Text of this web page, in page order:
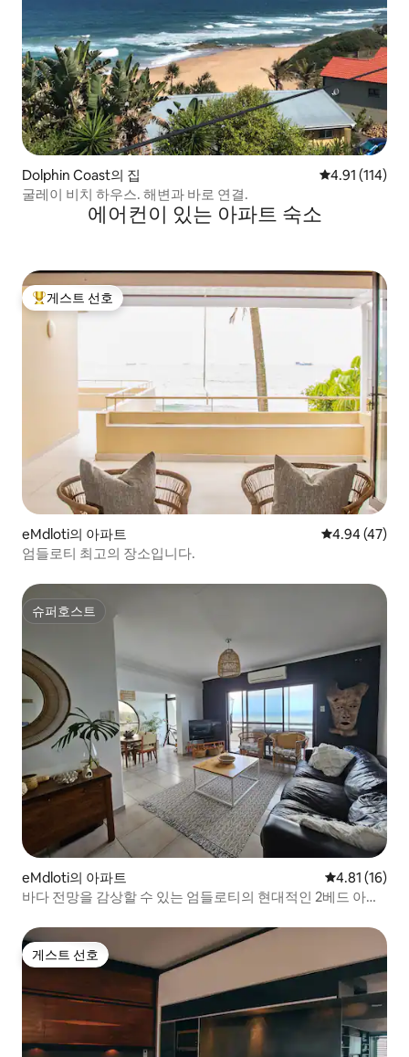
Dolphin Coast의 집 평점 4.91점(5
4.91 (114)
굴레이 비치 하우스. 해변과 바로 연결.
에어컨이 있는 아파트 숙소
상위 게스트 선호
게스트 선호
eMdloti의 아파트 평점 4.94점(5
4.94 (47)
엄들로티 최고의 장소입니다.
슈퍼호스트
슈퍼호스트
eMdloti의 아파트 평점 4.81점
4.81 (16)
바다 전망을 감상할 수 있는 엄들로티의 현대적인 2베드 아파
게스트 선호
게스트 선호